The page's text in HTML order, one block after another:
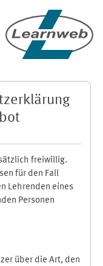
freiwillig.
für den Fall
Lehrenden eines
Personen
über die Art, den